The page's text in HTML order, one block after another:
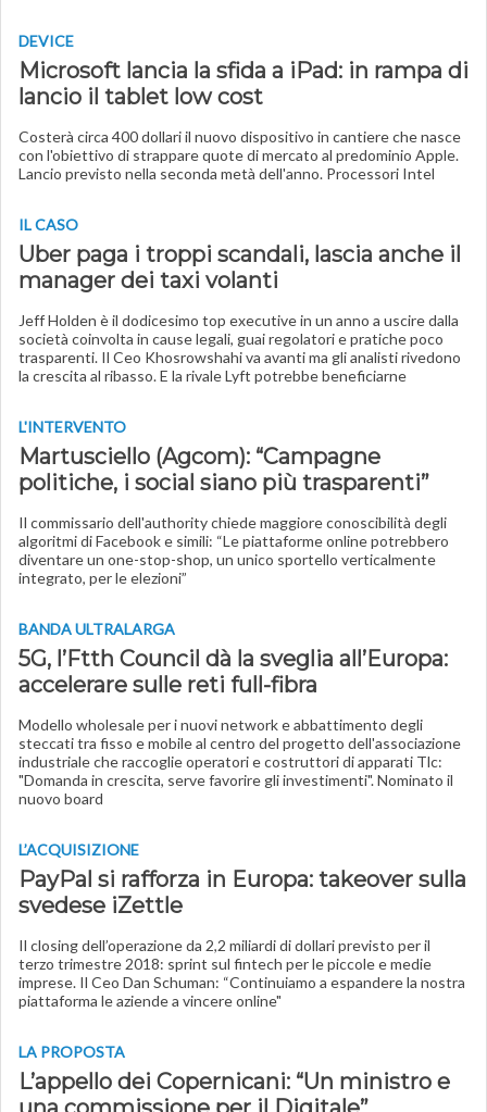
DEVICE
Microsoft lancia la sfida a iPad: in rampa di
lancio il tablet low cost
Costerà circa 400 dollari il nuovo dispositivo in cantiere che nasce
con l'obiettivo di strappare quote di mercato al predominio Apple.
Lancio previsto nella seconda metà dell'anno. Processori Intel
IL CASO
Uber paga i troppi scandali, lascia anche il
manager dei taxi volanti
Jeff Holden è il dodicesimo top executive in un anno a uscire dalla
società coinvolta in cause legali, guai regolatori e pratiche poco
trasparenti. Il Ceo Khosrowshahi va avanti ma gli analisti rivedono
la crescita al ribasso. E la rivale Lyft potrebbe beneficiarne
L'INTERVENTO
Martusciello (Agcom): “Campagne
politiche, i social siano più trasparenti”
Il commissario dell'authority chiede maggiore conoscibilità degli
algoritmi di Facebook e simili: “Le piattaforme online potrebbero
diventare un one-stop-shop, un unico sportello verticalmente
integrato, per le elezioni”
BANDA ULTRALARGA
5G, l’Ftth Council dà la sveglia all’Europa:
accelerare sulle reti full-fibra
Modello wholesale per i nuovi network e abbattimento degli
steccati tra fisso e mobile al centro del progetto dell'associazione
industriale che raccoglie operatori e costruttori di apparati Tlc:
"Domanda in crescita, serve favorire gli investimenti". Nominato il
nuovo board
L’ACQUISIZIONE
PayPal si rafforza in Europa: takeover sulla
svedese iZettle
Il closing dell’operazione da 2,2 miliardi di dollari previsto per il
terzo trimestre 2018: sprint sul fintech per le piccole e medie
imprese. Il Ceo Dan Schuman: “Continuiamo a espandere la nostra
piattaforma le aziende a vincere online"
LA PROPOSTA
L’appello dei Copernicani: “Un ministro e